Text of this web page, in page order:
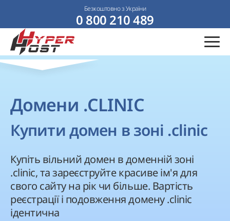
Безкоштовно з України
0 800 210 489
Домени .CLINIC
Купити домен в зоні .clinic
Купіть вільний домен в доменній зоні
.clinic, та зареєструйте красиве ім'я для
свого сайту на рік чи більше. Вартість
реєстрації і подовження домену .clinic
ідентична